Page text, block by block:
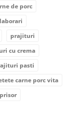
de porc
prajituri
cu crema
pasti
carne porc vita